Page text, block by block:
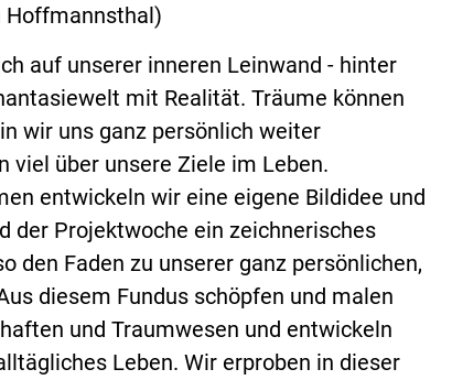
Hoffmannsthal)
auf unserer inneren Leinwand - hinter
mit Realität. Träume können
wir uns ganz persönlich weiter
viel über unsere Ziele im Leben.
entwickeln wir eine eigene Bildidee und
der Projektwoche ein zeichnerisches
den Faden zu unserer ganz persönlichen,
diesem Fundus schöpfen und malen
und Traumwesen und entwickeln
Leben. Wir erproben in dieser